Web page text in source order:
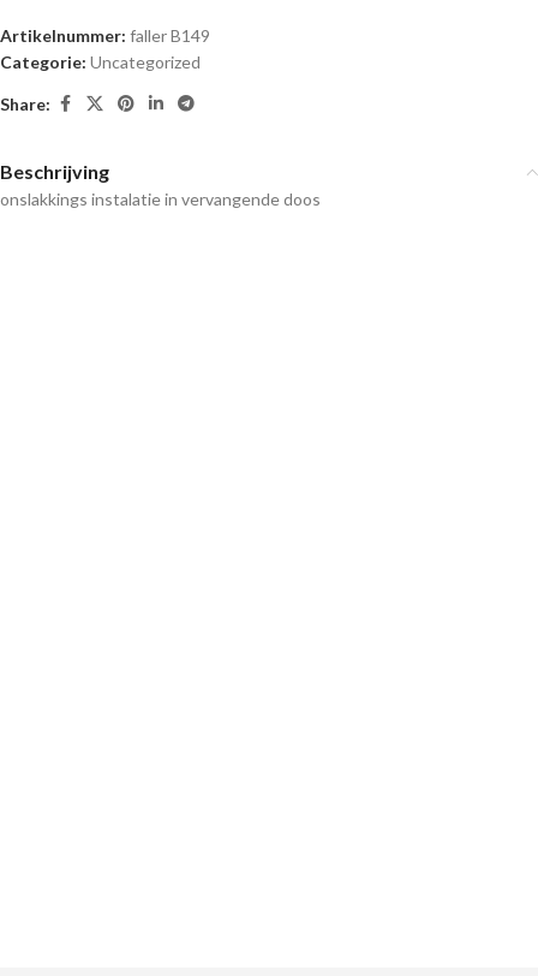
Artikelnummer: faller B149
Categorie: Uncategorized
Share:
Beschrijving
onslakkings instalatie in vervangende doos